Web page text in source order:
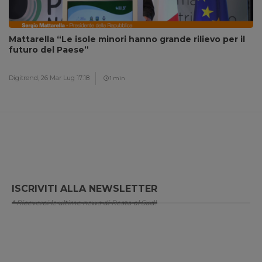
Mattarella “Le isole minori hanno grande rilievo per il
futuro del Paese”
Digitrend, 26 Mar Lug 17:18 1 min
ISCRIVITI ALLA NEWSLETTER
* Riceverai le ultime news di Resto al Sud!